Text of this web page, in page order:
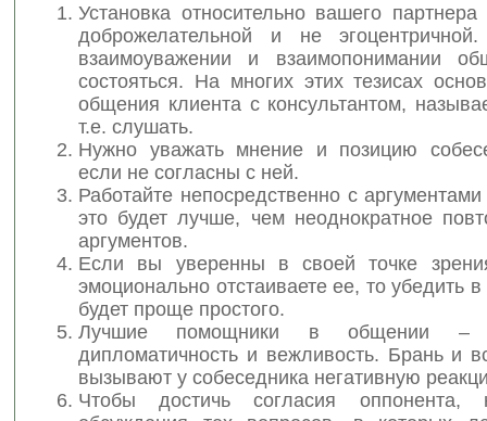
Установка относительно вашего
доброжелательной и не
взаимоуважении и взаимопонимании
состояться. На многих этих тезисах
общения клиента с консультантом,
т.е. слушать.
Нужно уважать мнение и позицию
если не согласны с ней.
Работайте непосредственно с
это будет лучше, чем неоднократное
аргументов.
Если вы уверенны в своей точке
эмоционально отстаиваете ее, то убедить
будет проще простого.
Лучшие помощники в общении –
дипломатичность и вежливость. Брань и
вызывают у собеседника негативную
Чтобы достичь согласия оппонента,